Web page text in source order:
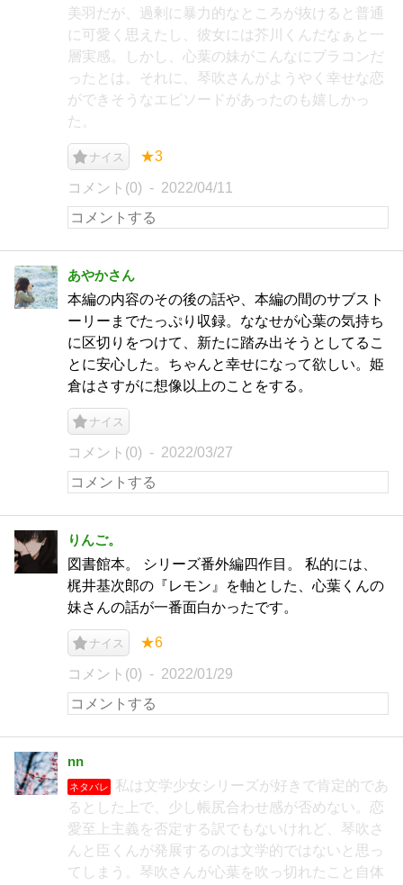
美羽だが、過剰に暴力的なところが抜けると普通
に可愛く思えたし、彼女には芥川くんだなぁと一
層実感。しかし、心葉の妹がこんなにブラコンだ
ったとは。それに、琴吹さんがようやく幸せな恋
ができそうなエピソードがあったのも嬉しかっ
た。
ナイス ★3
コメント(0) 2022/04/11
あやかさん
本編の内容のその後の話や、本編の間のサブスト
ーリーまでたっぷり収録。ななせが心葉の気持ち
に区切りをつけて、新たに踏み出そうとしてるこ
とに安心した。ちゃんと幸せになって欲しい。姫
倉はさすがに想像以上のことをする。
ナイス
コメント(0) 2022/03/27
りんご。
図書館本。 シリーズ番外編四作目。 私的には、
梶井基次郎の『レモン』を軸とした、心葉くんの
妹さんの話が一番面白かったです。
ナイス ★6
コメント(0) 2022/01/29
nn
ネタバレ
私は文学少女シリーズが好きで肯定的であ
るとした上で、少し帳尻合わせ感が否めない。恋
愛至上主義を否定する訳でもないけれど、琴吹さ
んと臣くんが発展するのは文学的ではないと思っ
てしまう。琴吹さんが心葉を吹っ切れたこと自体